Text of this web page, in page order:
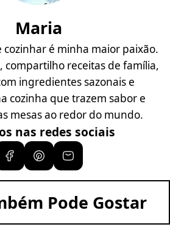
Maria
cozinhar é minha maior paixão.
compartilho receitas de família,
ingredientes sazonais e
cozinha que trazem sabor e
mesas ao redor do mundo.
nas redes sociais
Pode Gostar